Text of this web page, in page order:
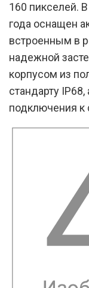
160 пикселей.
года оснащен
встроенным в
надежной
корпусом из
стандарту
подключения к